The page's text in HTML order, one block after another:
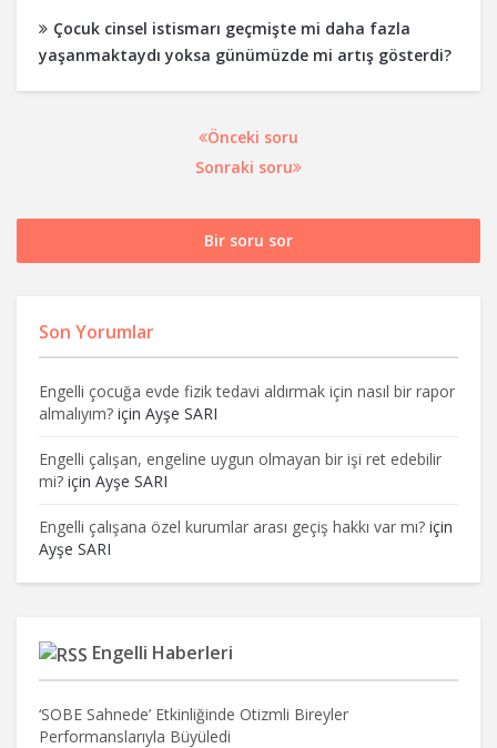
Çocuk cinsel istismarı geçmişte mi daha fazla
yaşanmaktaydı yoksa günümüzde mi artış gösterdi?
Önceki soru
Sonraki soru
Bir soru sor
Son Yorumlar
Engelli çocuğa evde fizik tedavi aldırmak için nasıl bir rapor
almalıyım? için Ayşe SARI
Engelli çalışan, engeline uygun olmayan bir işi ret edebilir
mi? için Ayşe SARI
Engelli çalışana özel kurumlar arası geçiş hakkı var mı? için
Ayşe SARI
Engelli Haberleri
‘SOBE Sahnede’ Etkinliğinde Otizmli Bireyler
Performanslarıyla Büyüledi